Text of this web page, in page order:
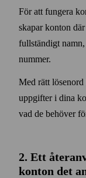
För att fungera
skapar konton
full­ständigt
nummer.
Med rätt
uppgifter i dina
vad de behöver
2. Ett
konton det